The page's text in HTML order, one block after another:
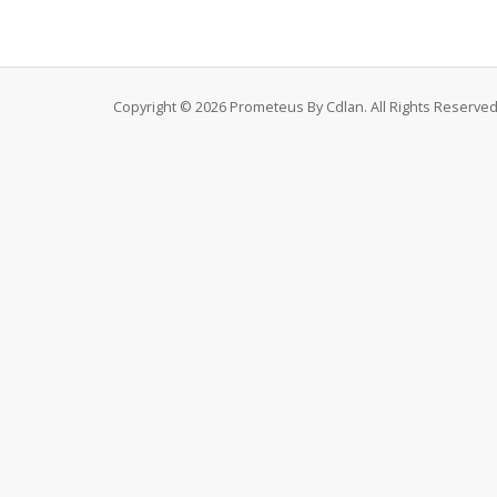
Copyright © 2026 Prometeus By Cdlan. All Rights